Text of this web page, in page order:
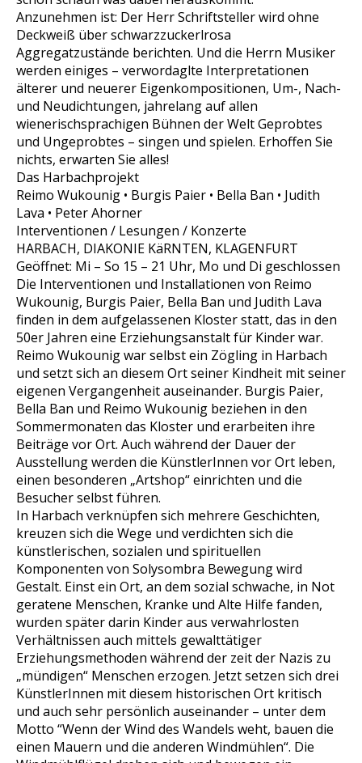
Anzunehmen ist: Der Herr Schriftsteller wird ohne
Deckweiß über schwarzzuckerlrosa
Aggregatzustände berichten. Und die Herrn Musiker
werden einiges – verwordaglte Interpretationen
älterer und neuerer Eigenkompositionen, Um-, Nach-
und Neudichtungen, jahrelang auf allen
wienerischsprachigen Bühnen der Welt Geprobtes
und Ungeprobtes – singen und spielen. Erhoffen Sie
nichts, erwarten Sie alles!
Das Harbachprojekt
Reimo Wukounig • Burgis Paier • Bella Ban • Judith
Lava • Peter Ahorner
Interventionen / Lesungen / Konzerte
HARBACH, DIAKONIE KäRNTEN, KLAGENFURT
Geöffnet: Mi – So 15 – 21 Uhr, Mo und Di geschlossen
Die Interventionen und Installationen von Reimo
Wukounig, Burgis Paier, Bella Ban und Judith Lava
finden in dem aufgelassenen Kloster statt, das in den
50er Jahren eine Erziehungsanstalt für Kinder war.
Reimo Wukounig war selbst ein Zögling in Harbach
und setzt sich an diesem Ort seiner Kindheit mit seiner
eigenen Vergangenheit auseinander. Burgis Paier,
Bella Ban und Reimo Wukounig beziehen in den
Sommermonaten das Kloster und erarbeiten ihre
Beiträge vor Ort. Auch während der Dauer der
Ausstellung werden die KünstlerInnen vor Ort leben,
einen besonderen „Artshop“ einrichten und die
Besucher selbst führen.
In Harbach verknüpfen sich mehrere Geschichten,
kreuzen sich die Wege und verdichten sich die
künstlerischen, sozialen und spirituellen
Komponenten von Solysombra Bewegung wird
Gestalt. Einst ein Ort, an dem sozial schwache, in Not
geratene Menschen, Kranke und Alte Hilfe fanden,
wurden später darin Kinder aus verwahrlosten
Verhältnissen auch mittels gewalttätiger
Erziehungsmethoden während der zeit der Nazis zu
„mündigen“ Menschen erzogen. Jetzt setzen sich drei
KünstlerInnen mit diesem historischen Ort kritisch
und auch sehr persönlich auseinander – unter dem
Motto “Wenn der Wind des Wandels weht, bauen die
einen Mauern und die anderen Windmühlen“. Die